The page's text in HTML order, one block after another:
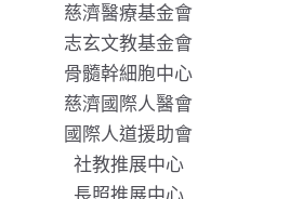
慈濟醫療基金會
志玄文教基金會
骨髓幹細胞中心
慈濟國際人醫會
國際人道援助會
社教推展中心